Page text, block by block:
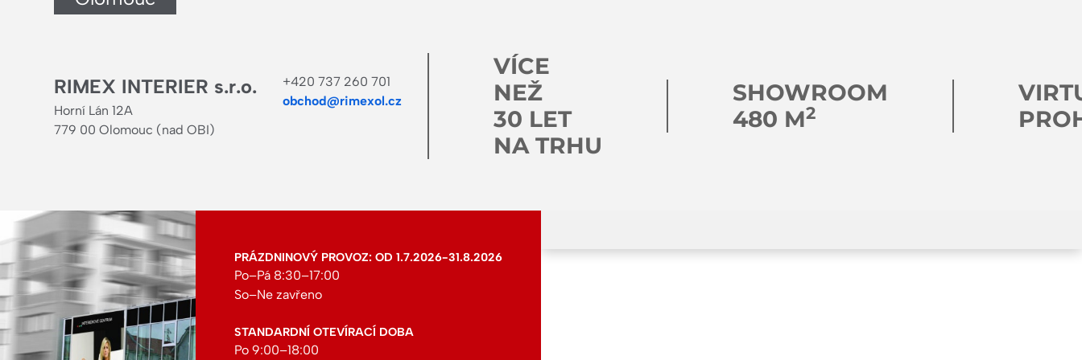
RIMEX INTERIER s.r.o.
Horní Lán 12A
779 00 Olomouc (nad OBI)
+420 737 260 701
obchod@rimexol.cz
VÍCE
NEŽ
30 LET
NA TRHU
SHOWROOM
480 M2
PRÁZDNINOVÝ PROVOZ: OD 1.7.2026-31.8.2026
Po–Pá 8:30–17:00
So–Ne zavřeno
STANDARDNÍ OTEVÍRACÍ DOBA
Po 9:00–18:00